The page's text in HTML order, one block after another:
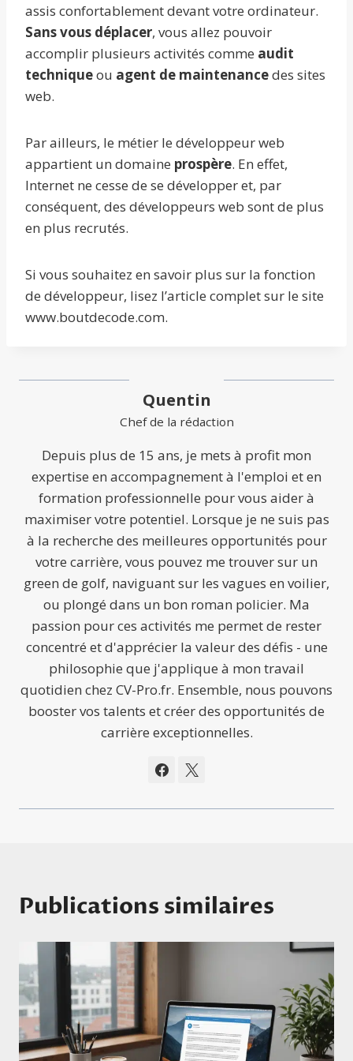
assis confortablement devant votre ordinateur.
Sans vous déplacer, vous allez pouvoir
accomplir plusieurs activités comme audit
techniqueou agent de maintenancedes sites
web.
Par ailleurs, le métier le développeur web
appartient un domaine prospère. En effet,
Internet ne cesse de se développer et, par
conséquent, des développeurs web sont de plus
en plus recrutés.
Si vous souhaitez en savoir plus sur la fonction
de développeur, lisez l’article complet sur le site
www.boutdecode.com.
Quentin
Chef de la rédaction
Depuis plus de 15 ans, je mets à profit mon
expertise en accompagnement à l'emploi et en
formation professionnelle pour vous aider à
maximiser votre potentiel. Lorsque je ne suis pas
à la recherche des meilleures opportunités pour
votre carrière, vous pouvez me trouver sur un
green de golf, naviguant sur les vagues en voilier,
ou plongé dans un bon roman policier. Ma
passion pour ces activités me permet de rester
concentré et d'apprécier la valeur des défis - une
philosophie que j'applique à mon travail
quotidien chez CV-Pro.fr. Ensemble, nous pouvons
booster vos talents et créer des opportunités de
carrière exceptionnelles.
Publications similaires